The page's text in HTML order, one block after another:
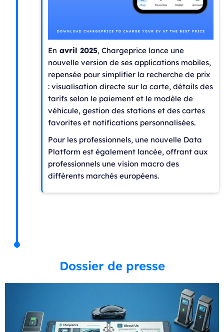
En avril 2025, Chargeprice lance une
nouvelle version de ses applications mobiles,
repensée pour simplifier la recherche de prix
:visualisation directe sur la carte,détails des
tarifs selon le paiement et le modèle de
véhicule, gestion des stations et des cartes
favorites et notifications personnalisées.
Pour les professionnels, une nouvelle Data
Platform est également lancée, offrant aux
professionnels une vision macro des
différents marchés européens.
Dossier de presse